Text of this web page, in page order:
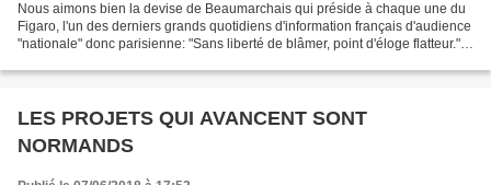
Nous aimons bien la devise de Beaumarchais qui préside à chaque une du
Figaro, l'un des derniers grands quotidiens d'information français d'audience
"nationale" donc parisienne: "Sans liberté de blâmer, point d'éloge flatteur."
LES PROJETS QUI AVANCENT SONT
NORMANDS